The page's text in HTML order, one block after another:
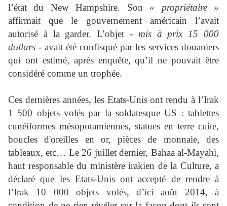
l’état du New Hampshire. Son « propriétaire »
affirmait que le gouvernement américain l’avait
autorisé à la garder. L’objet - mis à prix 15 000
dollars - avait été confisqué par les services douaniers
qui ont estimé, après enquête, qu’il ne pouvait être
considéré comme un trophée.
Ces dernières années, les Etats-Unis ont rendu à l’Irak
1 500 objets volés par la soldatesque US : tablettes
cunéiformes mésopotamiennes, statues en terre cuite,
boucles d'oreilles en or, pièces de monnaie, des
tableaux, etc… Le 26 juillet dernier, Bahaa al-Mayahi,
haut responsable du ministère irakien de la Culture, a
déclaré que les Etats-Unis ont accepté de rendre à
l’Irak 10 000 objets volés, d’ici août 2014, à